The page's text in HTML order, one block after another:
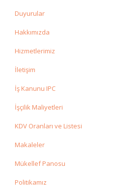
Duyurular
Hakkımızda
Hizmetlerimiz
İletişim
İş Kanunu IPC
İşçilik Maliyetleri
KDV Oranları ve Listesi
Makaleler
Mükellef Panosu
Politikamız